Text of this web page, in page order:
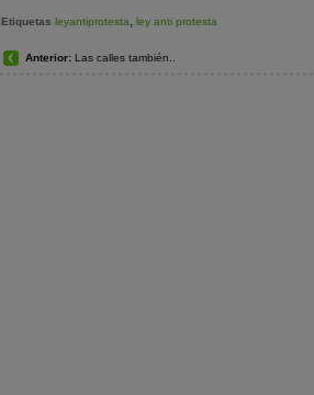
Etiquetas leyantiprotesta, ley anti protesta
Anterior: Las calles también..